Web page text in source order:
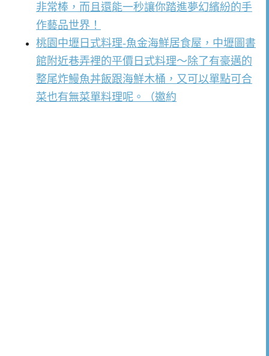
非常棒，而且還能一秒讓你踏進夢幻繽紛的手
作藝品世界！
桃園中壢日式料理-魚金海鮮居食屋，中壢圖書
館附近巷弄裡的平價日式料理～除了有豪邁的
整尾炸鰻魚丼飯跟海鮮木桶，又可以單點可合
菜也有無菜單料理呢。（邀約